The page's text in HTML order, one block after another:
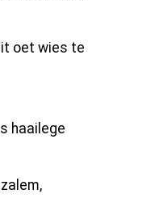
oet wies te
haailege